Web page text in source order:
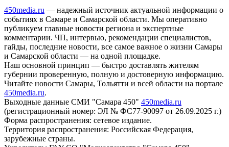
450media.ru — надежный источник актуальной информации о
событиях в Самаре и Самарской области. Мы оперативно
публикуем главные новости региона и экспертные
комментарии. ЧП, интервью, рекомендации специалистов,
гайды, последние новости, все самое важное о жизни Самары
и Самарской области — на одной площадке.
Наш основной принцип — быстро доставлять жителям
губернии проверенную, полную и достоверную информацию.
Читайте новости Самары, Тольятти и всей области на портале
450media.ru.
Выходные данные СМИ "Самара 450" 450media.ru
(регистрационный номер: ЭЛ № ФС77-90097 от 26.09.2025 г.)
Форма распространения: сетевое издание.
Территория распространения: Российская Федерация,
зарубежные страны.